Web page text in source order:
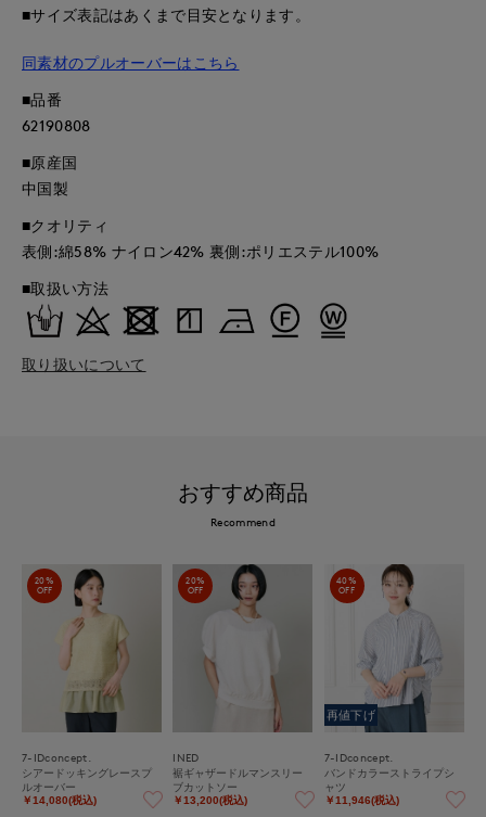
■サイズ表記はあくまで目安となります。
同素材のプルオーバーはこちら
■品番
62190808
■原産国
中国製
■クオリティ
表側:綿58% ナイロン42% 裏側:ポリエステル100%
■取扱い方法
取り扱いについて
おすすめ商品
Recommend
20%
OFF
7-IDconcept.
シアードッキングレースプ
ルオーバー
￥14,080(税込)
20%
OFF
INED
裾ギャザードルマンスリー
ブカットソー
￥13,200(税込)
40%
OFF
再値下げ
7-IDconcept.
バンドカラーストライプシ
ャツ
￥11,946(税込)